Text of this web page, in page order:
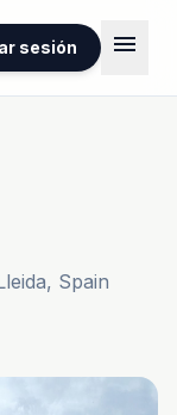
sesión menu
Spain